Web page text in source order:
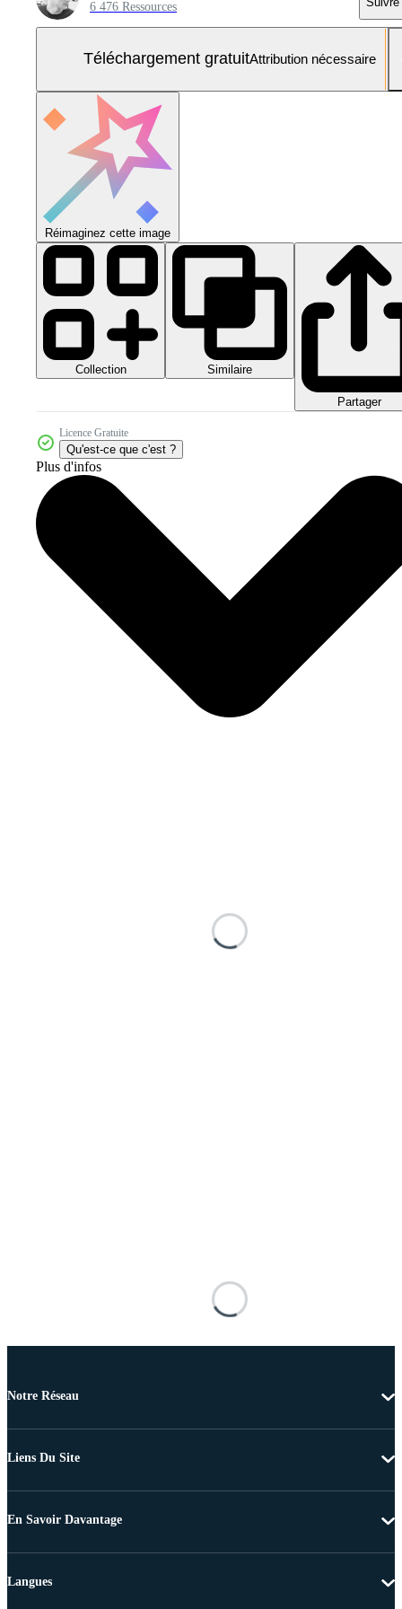
6 476 Ressources
Téléchargement gratuitAttribution nécessaire
Réimaginez cette image
Collection Similaire
Partager
Licence Gratuite
Qu'est-ce que c'est ?
Plus d'infos
Notre Réseau
Liens Du Site
En Savoir Davantage
Langues